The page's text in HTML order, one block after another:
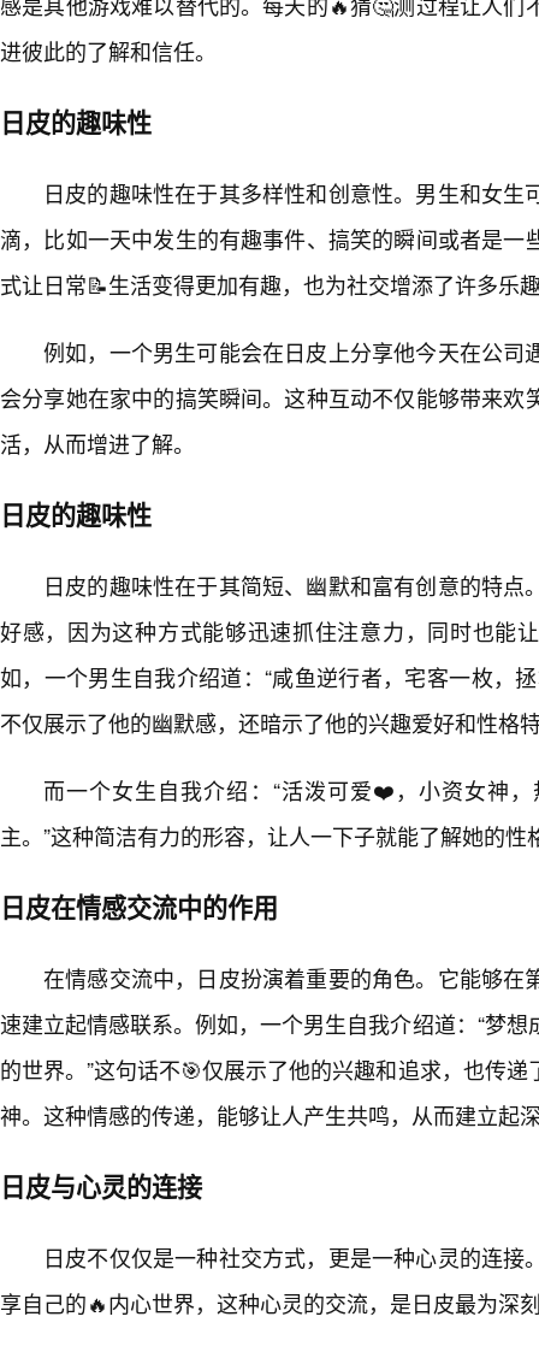
进彼此的了解和信任。
日皮的趣味性
日皮的趣味性在于其多样性和创意性。男生和女生
滴，比如一天中发生的有趣事件、搞笑的瞬间或者是一
式让日常📝生活变得更加有趣，也为社交增添了许多乐
例如，一个男生可能会在日皮上分享他今天在公司
会分享她在家中的搞笑瞬间。这种互动不仅能够带来欢
活，从而增进了解。
日皮的趣味性
日皮的趣味性在于其简短、幽默和富有创意的特点
好感，因为这种方式能够迅速抓住注意力，同时也能
如，一个男生自我介绍道：“咸鱼逆行者，宅客一枚，
不仅展示了他的幽默感，还暗示了他的兴趣爱好和性格
而一个女生自我介绍：“活泼可爱❤️，小资女神
主。”这种简洁有力的形容，让人一下子就能了解她的性
日皮在情感交流中的作用
在情感交流中，日皮扮演着重要的角色。它能够在
速建立起情感联系。例如，一个男生自我介绍道：“梦
的世界。”这句话不🎯仅展示了他的兴趣和追求，也传
神。这种情感的传递，能够让人产生共鸣，从而建立起
日皮与心灵的连接
日皮不仅仅是一种社交方式，更是一种心灵的连接
享自己的🔥内心世界，这种心灵的交流，是日皮最为深